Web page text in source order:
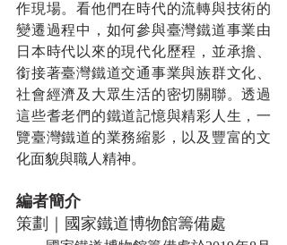
作現場。看他們在時代的流轉與技術的
變遷過程中，如何參與臺灣鐵道事業由
日本時代以來的現代化歷程，並承擔、
銜接著臺灣鐵道交通事業與族群文化、
社會經濟及大眾生活的密切關聯。透過
這些耆老們的鐵道記憶與精彩人生，一
覽臺灣鐵道的業務縮影，以及豐富的文
化面貌與職人精神。
編者簡介
策劃｜國家鐵道博物館籌備處